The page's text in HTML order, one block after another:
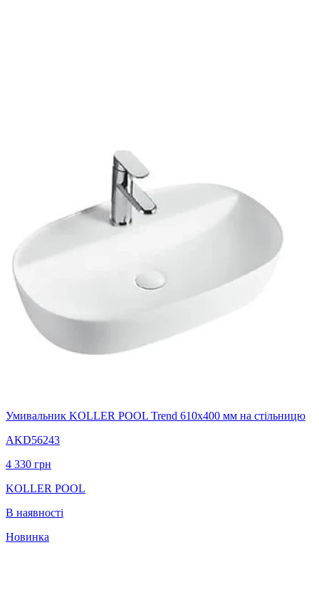
Умивальник KOLLER POOL Trend 610х400 мм на стільницю
AKD56243
4 330 грн
KOLLER POOL
В наявності
Новинка